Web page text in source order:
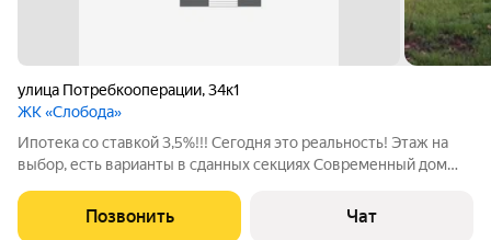
улица Потребкооперации,34к1
ЖК «Слобода»
Ипотека со ставкой 3,5%!!! Сегодня это реальность! Этаж на
выбор, есть варианты в сданных секциях Современный дом
Красивый дизайн подъезда и скоростные лифты Просторные
парковки, которыми не может
Позвонить Чат